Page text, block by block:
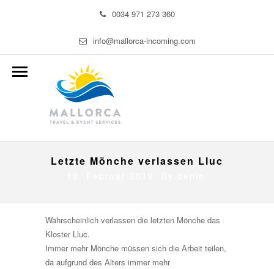
0034 971 273 360
info@mallorca-incoming.com
Letzte Mönche verlassen Lluc
Wahrscheinlich verlassen die letzten Mönche das
Kloster Lluc.
Immer mehr Mönche müssen sich die Arbeit teilen,
da aufgrund des Alters immer mehr